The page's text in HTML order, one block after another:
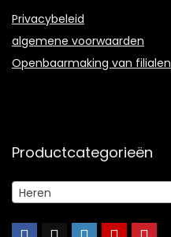
Privacybeleid
algemene voorwaarden
Openbaarmaking van filialen
Productcategorieën
Heren